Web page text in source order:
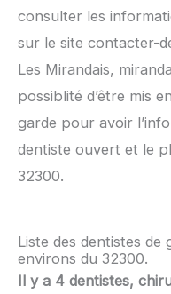
consulter les
sur le site contacter-
Les Mirandais,
possiblité d’être mis
garde pour avoir
dentiste ouvert et le
32300.
Liste des dentistes de
environs du 32300.
Il y a 4 dentistes,